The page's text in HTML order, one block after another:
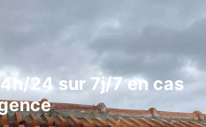
24 sur 7j/7 en cas